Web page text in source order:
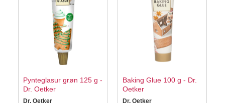
Pynteglasur grøn 125 g -
Dr. Oetker
Dr. Oetker
Baking Glue 100 g - Dr.
Oetker
Dr. Oetker